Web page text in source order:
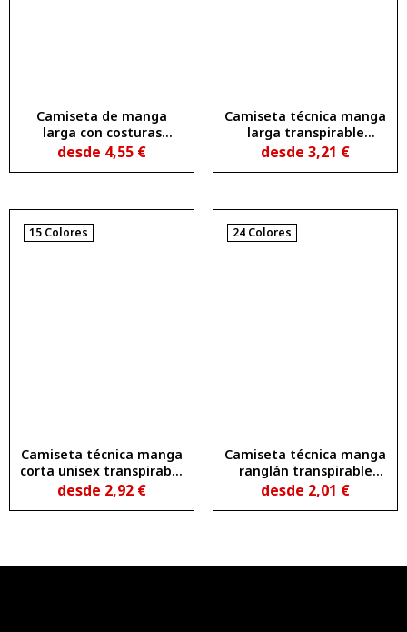
Camiseta de manga
larga con costuras
laterales SHIBA
desde 4,55 €
Camiseta técnica manga
larga transpirable
ESTORIL L/S
desde 3,21 €
15 Colores
Camiseta técnica manga
corta unisex transpirable
DAYTONA
desde 2,92 €
24 Colores
Camiseta técnica manga
ranglán transpirable
BAHRAIN
desde 2,01 €